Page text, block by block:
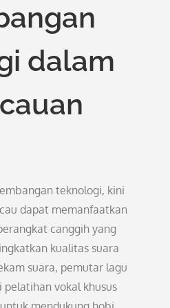
dalam
teknologi, kini
dapat memanfaatkan
canggih yang
kualitas suara
suara, pemutar lagu
pelatihan vokal khusus